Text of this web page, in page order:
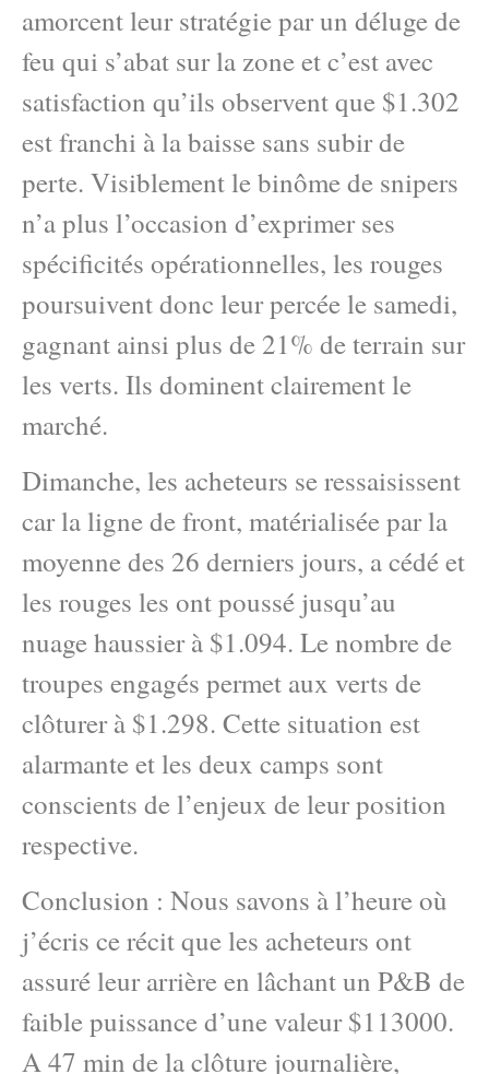
amorcent leur stratégie par un déluge de
feu qui s’abat sur la zone et c’est avec
satisfaction qu’ils observent que $1.302
est franchi à la baisse sans subir de
perte. Visiblement le binôme de snipers
n’a plus l’occasion d’exprimer ses
spécificités opérationnelles, les rouges
poursuivent donc leur percée le samedi,
gagnant ainsi plus de 21% de terrain sur
les verts. Ils dominent clairement le
marché.
Dimanche, les acheteurs se ressaisissent
car la ligne de front, matérialisée par la
moyenne des 26 derniers jours, a cédé et
les rouges les ont poussé jusqu’au
nuage haussier à $1.094. Le nombre de
troupes engagés permet aux verts de
clôturer à $1.298. Cette situation est
alarmante et les deux camps sont
conscients de l’enjeux de leur position
respective.
Conclusion : Nous savons à l’heure où
j’écris ce récit que les acheteurs ont
assuré leur arrière en lâchant un P&B de
faible puissance d’une valeur $113000.
A 47 min de la clôture journalière,